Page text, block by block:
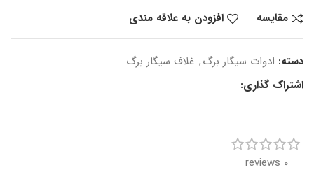
مقایسه
افزودن به علاقه مندی
دسته: ادوات سیگار برگ, غلاف سیگار برگ
اشتراک گذاری:
0 reviews